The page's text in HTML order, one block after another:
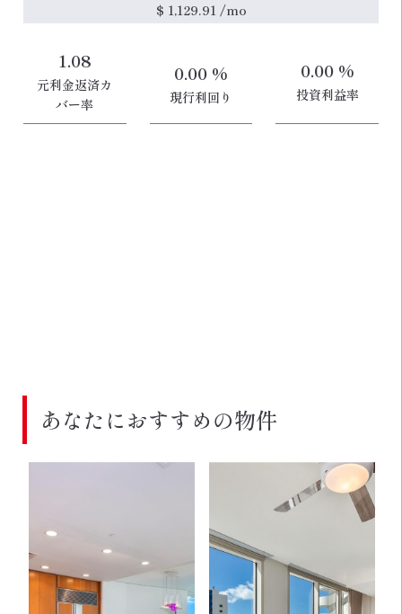
$ 1,129.91 /mo
1.08
元利金返済カ
バー率
0.00 %
現行利回り
0.00 %
投資利益率
あなたにおすすめの物件